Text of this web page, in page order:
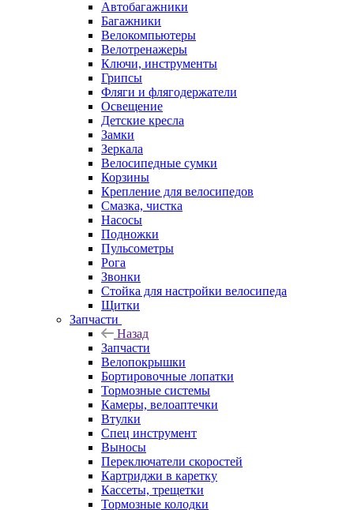
Автобагажники
Багажники
Велокомпьютеры
Велотренажеры
Ключи, инструменты
Грипсы
Фляги и флягодержатели
Освещение
Детские кресла
Замки
Зеркала
Велосипедные сумки
Корзины
Крепление для велосипедов
Смазка, чистка
Насосы
Подножки
Пульсометры
Рога
Звонки
Стойка для настройки велосипеда
Щитки
Запчасти
Назад
Запчасти
Велопокрышки
Бортировочные лопатки
Тормозные системы
Камеры, велоаптечки
Втулки
Спец инструмент
Выносы
Переключатели скоростей
Картриджи в каретку
Кассеты, трещетки
Тормозные колодки